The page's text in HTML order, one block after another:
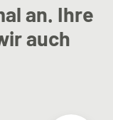
an. Ihre
auch